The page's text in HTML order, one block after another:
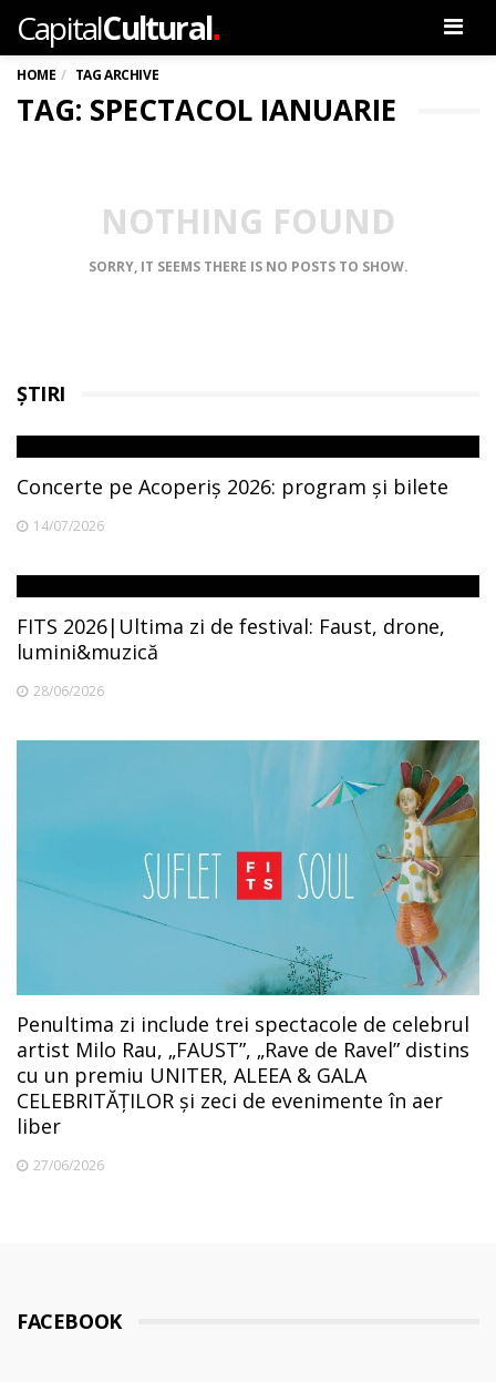
CapitalCultural.
HOME TAG ARCHIVE
TAG: SPECTACOL IANUARIE
NOTHING FOUND
SORRY, IT SEEMS THERE IS NO POSTS TO SHOW.
ȘTIRI
Concerte pe Acoperiș 2026: program și bilete
14/07/2026
FITS 2026|Ultima zi de festival: Faust, drone,
lumini&muzică
28/06/2026
Penultima zi include trei spectacole de celebrul
artist Milo Rau, „FAUST”, „Rave de Ravel” distins
cu un premiu UNITER, ALEEA & GALA
CELEBRITĂȚILOR și zeci de evenimente în aer
liber
27/06/2026
FACEBOOK